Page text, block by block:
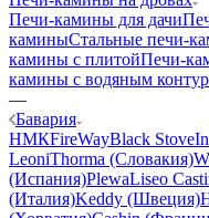
Печи-камины для дачи
каминыСтальные печи-
камины с плитойПечи-
камины с водяным
—
Бавария
НМКFireWayBlack Stove
LeoniThorma (Словакия)
(Испания)PlewaLiseo
(Италия)Keddy (Швеция)